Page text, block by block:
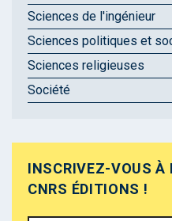
Sciences de l'ingénieur
Sciences politiques et
Sciences religieuses
Société
INSCRIVEZ-VOUS À
CNRS ÉDITIONS !